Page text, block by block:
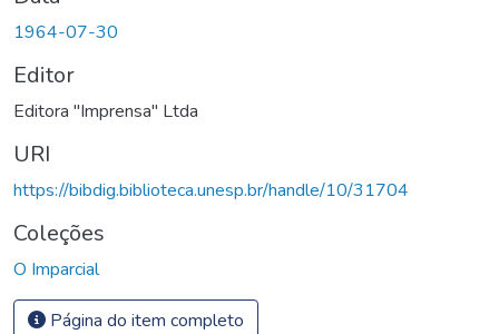
1964-07-30
Editor
Editora "Imprensa" Ltda
URI
https://bibdig.biblioteca.unesp.br/handle/10/31704
Coleções
O Imparcial
Página do item completo